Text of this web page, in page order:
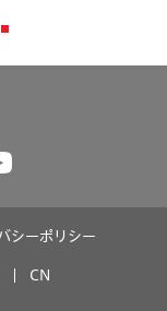
シーポリシー
CN